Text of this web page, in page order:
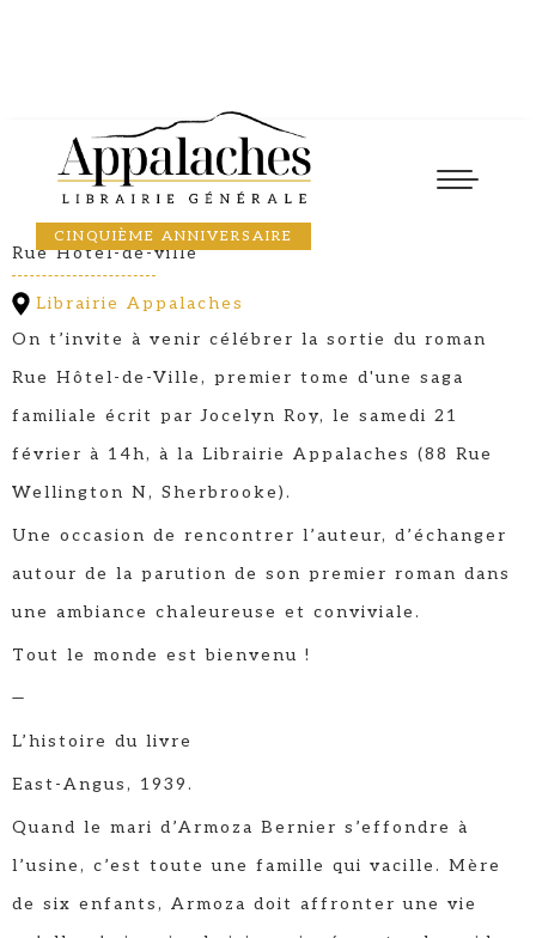
CINQUIÈME ANNIVERSAIRE
Lancement
February 2026 14:17
JOCELYN ROY
Rue Hôtel-de-ville
Librairie Appalaches
On t’invite à venir célébrer la sortie du roman
Rue Hôtel-de-Ville, premier tome d'une saga
familiale écrit par Jocelyn Roy, le samedi 21
février à 14h, à la Librairie Appalaches (88 Rue
Wellington N, Sherbrooke).
Une occasion de rencontrer l’auteur, d’échanger
autour de la parution de son premier roman dans
une ambiance chaleureuse et conviviale.
Tout le monde est bienvenu !
—
L’histoire du livre
East-Angus, 1939.
Quand le mari d’Armoza Bernier s’effondre à
l’usine, c’est toute une famille qui vacille. Mère
de six enfants, Armoza doit affronter une vie